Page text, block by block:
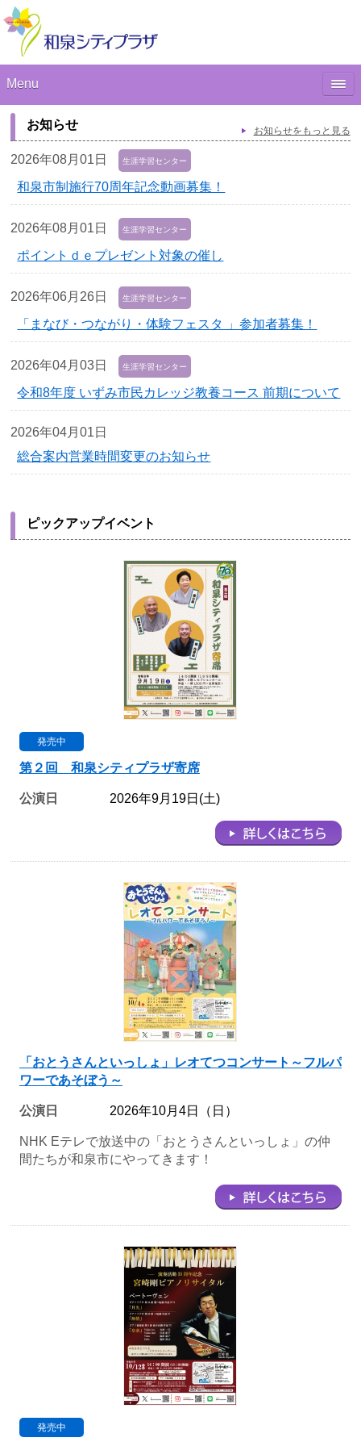
Menu
お知らせ
2026年08月01日 生涯学習センター
和泉市制施行70周年記念動画募集！
2026年08月01日 生涯学習センター
ポイントｄｅプレゼント対象の催し
2026年06月26日 生涯学習センター
「まなび・つながり・体験フェスタ 」参加者募集！
2026年04月03日 生涯学習センター
令和8年度 いずみ市民カレッジ教養コース 前期について
2026年04月01日
総合案内営業時間変更のお知らせ
お知らせをもっと見る
ピックアップイベント
発売中
第２回 和泉シティプラザ寄席
公演日 2026年9月19日(土)
「おとうさんといっしょ」レオてつコンサート～フルパ
ワーであそぼう～
公演日 2026年10月4日（日）
NHK Eテレで放送中の「おとうさんといっしょ」の仲
間たちが和泉市にやってきます！
発売中